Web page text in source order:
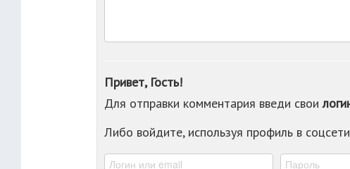
Привет, Гость!
Для отправки комментария введи свои
Либо войдите, используя профиль в соцсети